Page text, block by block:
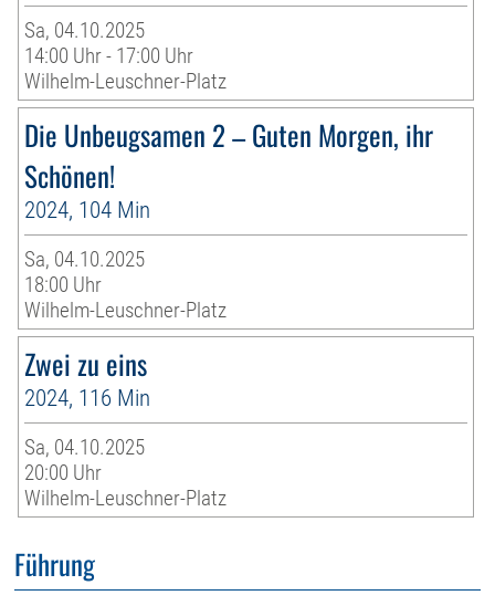
Sa, 04.10.2025
14:00 Uhr - 17:00 Uhr
Wilhelm-Leuschner-Platz
Die Unbeugsamen 2 – Guten Morgen, ihr
Schönen!
2024, 104 Min
Sa, 04.10.2025
18:00 Uhr
Wilhelm-Leuschner-Platz
Zwei zu eins
2024, 116 Min
Sa, 04.10.2025
20:00 Uhr
Wilhelm-Leuschner-Platz
Führung